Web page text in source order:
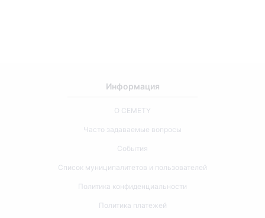
Информация
О CEMETY
Часто задаваемые вопросы
События
Список муниципалитетов и пользователей
Политика конфиденциальности
Политика платежей